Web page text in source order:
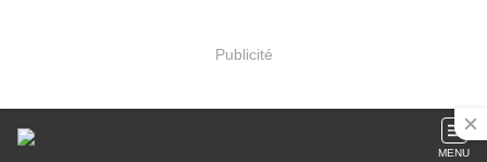
Publicité
MENU